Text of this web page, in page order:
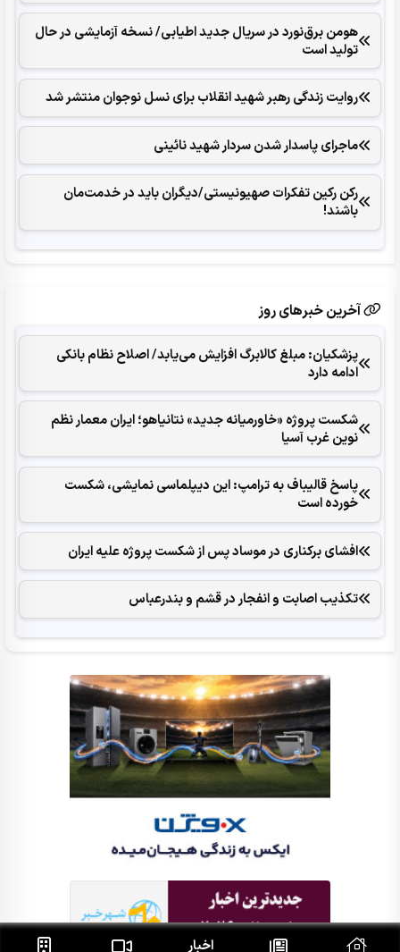
هومن برق‌نورد در سریال جدید اطیابی/ نسخه آزمایشی در حال
تولید است
روایت زندگی رهبر شهید انقلاب برای نسل نوجوان منتشر شد
ماجرای پاسدار شدن سردار شهید نائینی
رکن رکین تفکرات صهیونیستی/دیگران باید در خدمت‌مان
باشند!
آخرین خبرهای روز
پزشکیان: مبلغ کالابرگ افزایش می‌یابد/ اصلاح نظام بانکی
ادامه دارد
شکست پروژه «خاورمیانه جدید» نتانیاهو؛ ایران معمار نظم
نوین غرب آسیا
پاسخ قالیباف به ترامپ: این دیپلماسی نمایشی، شکست
خورده است
افشای برکناری در موساد پس از شکست پروژه علیه ایران
تکذیب اصابت و انفجار در قشم و بندرعباس
اخبار